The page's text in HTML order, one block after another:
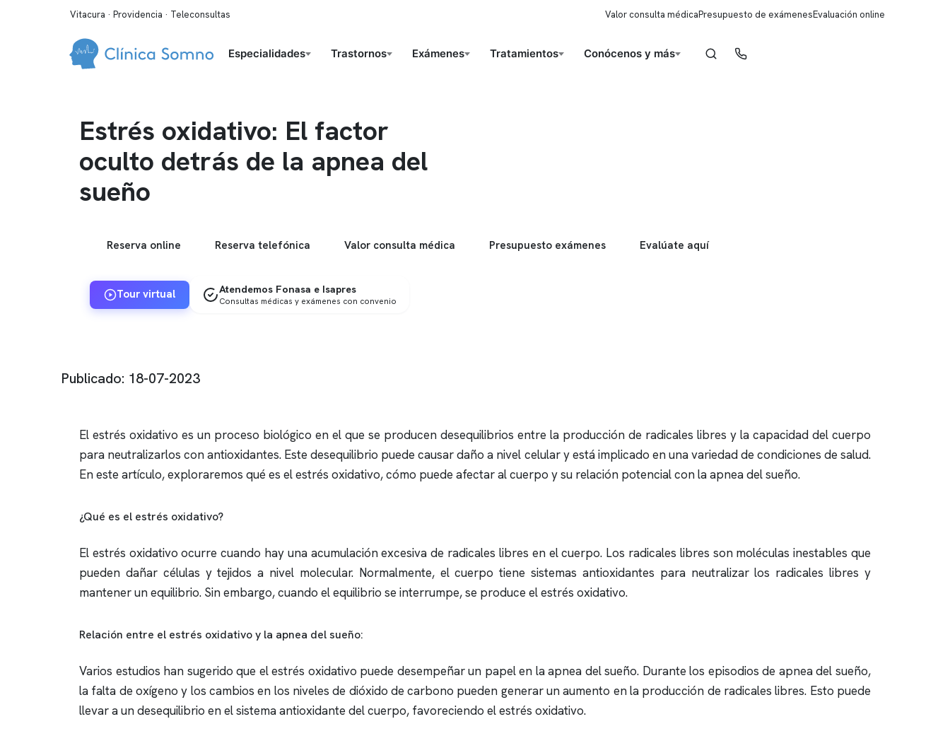
Vitacura · Providencia · Teleconsultas Valor consulta médicaPresupuesto de exámenesEvaluación online
Especialidades Trastornos Exámenes Tratamientos Conócenos y más
Estrés oxidativo: El factor
oculto detrás de la apnea del
sueño
Reserva online Reserva telefónica Valor consulta médica Presupuesto exámenes Evalúate aquí
Tour virtual Atendemos Fonasa e Isapres
Consultas médicas y exámenes con convenio
Publicado: 18-07-2023
El estrés oxidativo es un proceso biológico en el que se producen desequilibrios entre la producción de radicales libres y la capacidad del cuerpo
para neutralizarlos con antioxidantes. Este desequilibrio puede causar daño a nivel celular y está implicado en una variedad de condiciones de salud.
En este artículo, exploraremos qué es el estrés oxidativo, cómo puede afectar al cuerpo y su relación potencial con laapnea del sueño.
¿Qué es el estrés oxidativo?
El estrés oxidativo ocurre cuando hay una acumulación excesiva de radicales libres en el cuerpo. Los radicales libres son moléculas inestables que
pueden dañar células y tejidos a nivel molecular. Normalmente, el cuerpo tiene sistemas antioxidantes para neutralizar los radicales libres y
mantener un equilibrio. Sin embargo, cuando el equilibrio se interrumpe, se produce el estrés oxidativo.
Relación entre el estrés oxidativo y la apnea del sueño:
Varios estudios han sugerido que el estrés oxidativo puede desempeñar un papel en laapnea del sueño. Durante los episodios de apnea del sueño,
la falta de oxígeno y los cambios en los niveles de dióxido de carbono pueden generar un aumento en la producción de radicales libres. Esto puede
llevar a un desequilibrio en el sistema antioxidante del cuerpo, favoreciendo el estrés oxidativo.